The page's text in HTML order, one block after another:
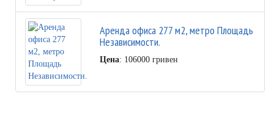
Аренда офиса 277 м2, метро Площадь
Независимости.
Цена: 106000 гривен